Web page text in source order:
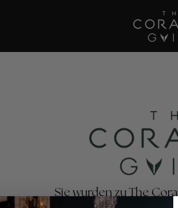
Sie wurden zu The